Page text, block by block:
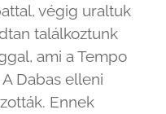
végig uraltuk
találkoztunk
ami a Tempo
Dabas elleni
Ennek